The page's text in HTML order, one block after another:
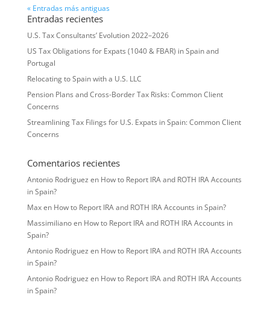
« Entradas más antiguas
Entradas recientes
U.S. Tax Consultants’ Evolution 2022–2026
US Tax Obligations for Expats (1040 & FBAR) in Spain and
Portugal
Relocating to Spain with a U.S. LLC
Pension Plans and Cross-Border Tax Risks: Common Client
Concerns
Streamlining Tax Filings for U.S. Expats in Spain: Common Client
Concerns
Comentarios recientes
Antonio Rodriguez en How to Report IRA and ROTH IRA Accounts
in Spain?
Maxen How to Report IRA and ROTH IRA Accounts in Spain?
Massimilianoen How to Report IRA and ROTH IRA Accounts in
Spain?
Antonio Rodriguez en How to Report IRA and ROTH IRA Accounts
in Spain?
Antonio Rodriguez en How to Report IRA and ROTH IRA Accounts
in Spain?